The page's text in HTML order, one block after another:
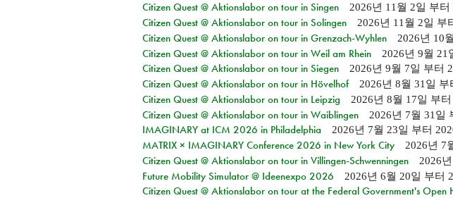
Citizen Quest @ Aktionslabor on tour in Singen 2026년 11월 2일 부터
Citizen Quest @ Aktionslabor on tour in Solingen 2026년 11월 2일 부
Citizen Quest @ Aktionslabor on tour in Grenzach-Wyhlen 2026년 10
Citizen Quest @ Aktionslabor on tour in Weil am Rhein 2026년 9월 21
Citizen Quest @ Aktionslabor on tour in Siegen 2026년 9월 7일 부터
Citizen Quest @ Aktionslabor on tour in Hövelhof 2026년 8월 31일 부
Citizen Quest @ Aktionslabor on tour in Leipzig 2026년 8월 17일 부터
Citizen Quest @ Aktionslabor on tour in Waiblingen 2026년 7월 31일
IMAGINARY at ICM 2026 in Philadelphia 2026년 7월 23일 부터
MATRIX × IMAGINARY Conference 2026 in New York City 2026년 7
Citizen Quest @ Aktionslabor on tour in Villingen-Schwenningen 2026
Future Mobility Simulator @ Ideenexpo 2026 2026년 6월 20일 부터
Citizen Quest @ Aktionslabor on tour at the Federal Government's Open